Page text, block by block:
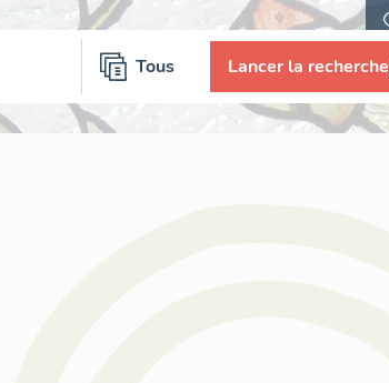
Tous Lancer la recherche